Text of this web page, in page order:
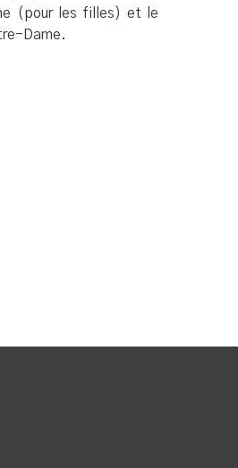
(pour les filles) et le
Dame.